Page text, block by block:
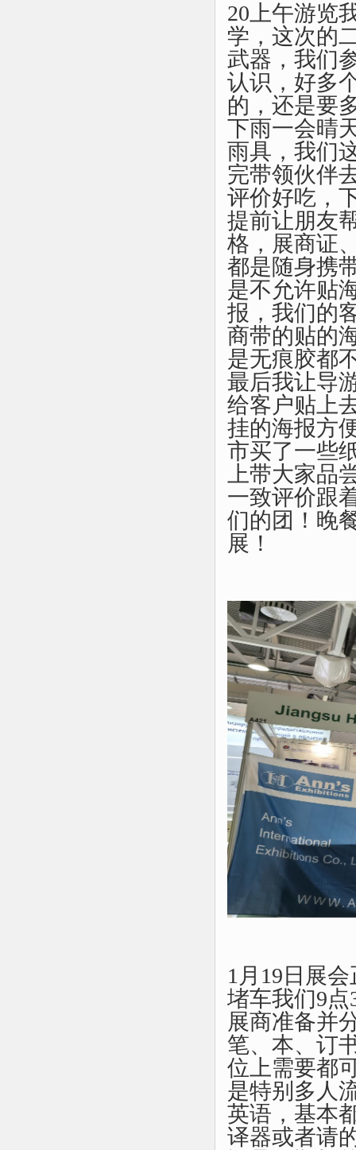
20上午游览
学，这次的
武器，我们
认识，好多
的，还是要
下雨一会晴
雨具，我们
完带领伙伴
评价好吃，
提前让朋友
格，展商证
都是随身携
是不允许贴
报，我们的
商带的贴的
是无痕胶都
最后我让导
给客户贴上
挂的海报方
市买了一些
上带大家品
一致评价跟
们的团！晚
展！
1 月 19 日展
堵车我们9点
展商准备并
笔、本、订
位上需要都
是特别多人
英语，基本
译器或者请